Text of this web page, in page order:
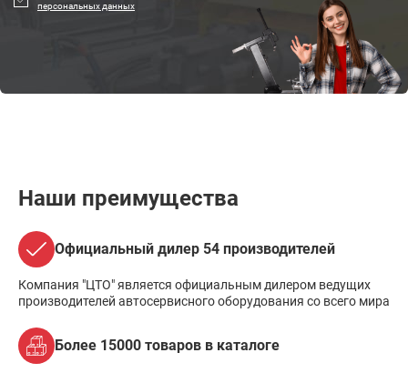
персональных данных
Наши преимущества
Официальный дилер 54 производителей
Компания "ЦТО" является официальным дилером ведущих
производителей автосервисного оборудования со всего мира
Более 15000 товаров в каталоге